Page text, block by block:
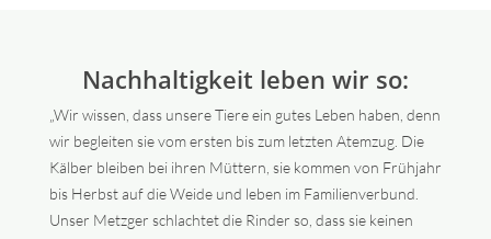
Nachhaltigkeit leben wir so:
„Wir wissen, dass unsere Tiere ein gutes Leben haben, denn
wir begleiten sie vom ersten bis zum letzten Atemzug. Die
Kälber bleiben bei ihren Müttern, sie kommen von Frühjahr
bis Herbst auf die Weide und leben im Familienverbund.
Unser Metzger schlachtet die Rinder so, dass sie keinen